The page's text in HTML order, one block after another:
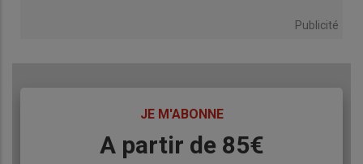
Publicité
JE M'ABONNE
A partir de 85€